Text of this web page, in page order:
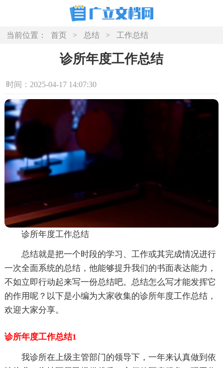
当前位置： 首页 > 总结 > 工作总结
诊所年度工作总结
时间：2025-04-17 14:07:30
诊所年度工作总结
总结就是把一个时段的学习、工作或其完成情况进行
一次全面系统的总结，他能够提升我们的书面表达能力，
不如立即行动起来写一份总结吧。总结怎么写才能发挥它
的作用呢？以下是小编为大家收集的诊所年度工作总结，
欢迎大家分享。
诊所年度工作总结1
我诊所在上级主管部门的领导下，一年来认真做到依